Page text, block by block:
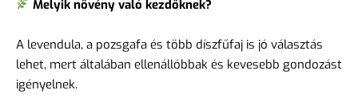
Melyik növény való kezdőknek?
A levendula, a pozsgafa és több díszfűfaj is jó választás
lehet, mert általában ellenállóbbak és kevesebb gondozást
igényelnek.